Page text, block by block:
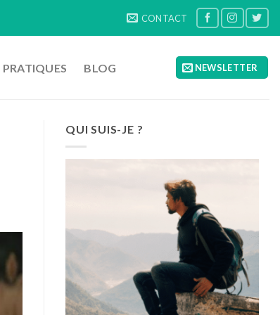
CONTACT
BLOG NEWSLETTER
QUI SUIS-JE ?